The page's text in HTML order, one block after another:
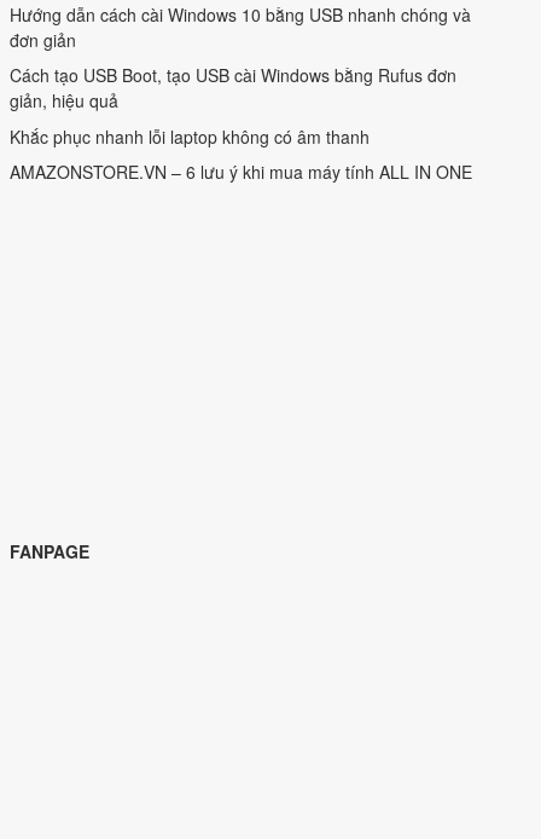
Hướng dẫn cách cài Windows 10 bằng USB nhanh chóng và
đơn giản
Cách tạo USB Boot, tạo USB cài Windows bằng Rufus đơn
giản, hiệu quả
Khắc phục nhanh lỗi laptop không có âm thanh
AMAZONSTORE.VN – 6 lưu ý khi mua máy tính ALL IN ONE
FANPAGE